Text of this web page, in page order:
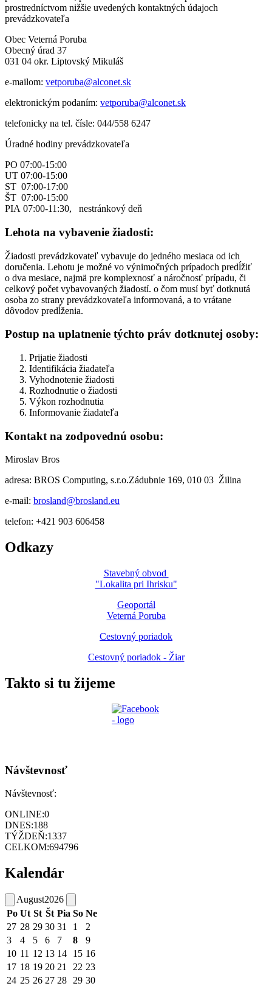
prostredníctvom nižšie uvedených kontaktných údajoch
prevádzkovateľa
Obec Veterná Poruba
Obecný úrad 37
031 04 okr. Liptovský Mikuláš
e-mailom: vetporuba@alconet.sk
elektronickým podaním: vetporuba@alconet.sk
telefonicky na tel. čísle: 044/558 6247
Úradné hodiny prevádzkovateľa
PO 07:00-15:00
UT 07:00-15:00
ST 07:00-17:00
ŠT 07:00-15:00
PIA 07:00-11:30, nestránkový deň
Lehota na vybavenie žiadosti:
Žiadosti prevádzkovateľ vybavuje do jedného mesiaca od ich
doručenia. Lehotu je možné vo výnimočných prípadoch predĺžiť
o dva mesiace, najmä pre komplexnosť a náročnosť prípadu, či
celkový počet vybavovaných žiadostí. o čom musí byť dotknutá
osoba zo strany prevádzkovateľa informovaná, a to vrátane
dôvodov predĺženia.
Postup na uplatnenie týchto práv dotknutej osoby:
Prijatie žiadosti
Identifikácia žiadateľa
Vyhodnotenie žiadosti
Rozhodnutie o žiadosti
Výkon rozhodnutia
Informovanie žiadateľa
Kontakt na zodpovednú osobu:
Miroslav Bros
adresa: BROS Computing, s.r.o.Zádubnie 169, 010 03 Žilina
e-mail: brosland@brosland.eu
telefon: +421 903 606458
Odkazy
Stavebný obvod
"Lokalita pri Ihrisku"
Geoportál
Veterná Poruba
Cestovný poriadok
Cestovný poriadok - Žiar
Takto si tu žijeme
Návštevnosť
Návštevnosť:
ONLINE:0
DNES:188
TÝŽDEŇ:1337
CELKOM:694796
Kalendár
August2026
Po Ut St Št Pia So Ne
27 28 29 30 31 1
2
3
4 5 6 7 8
9
10 11 12 13 14 15 16
17 18 19 20 21 22 23
24 25 26 27 28 29 30